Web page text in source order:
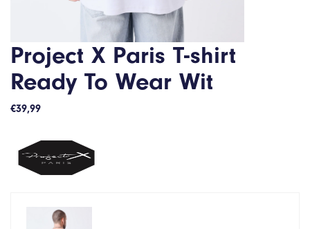
Project X Paris T-shirt
Ready To Wear Wit
€39,99